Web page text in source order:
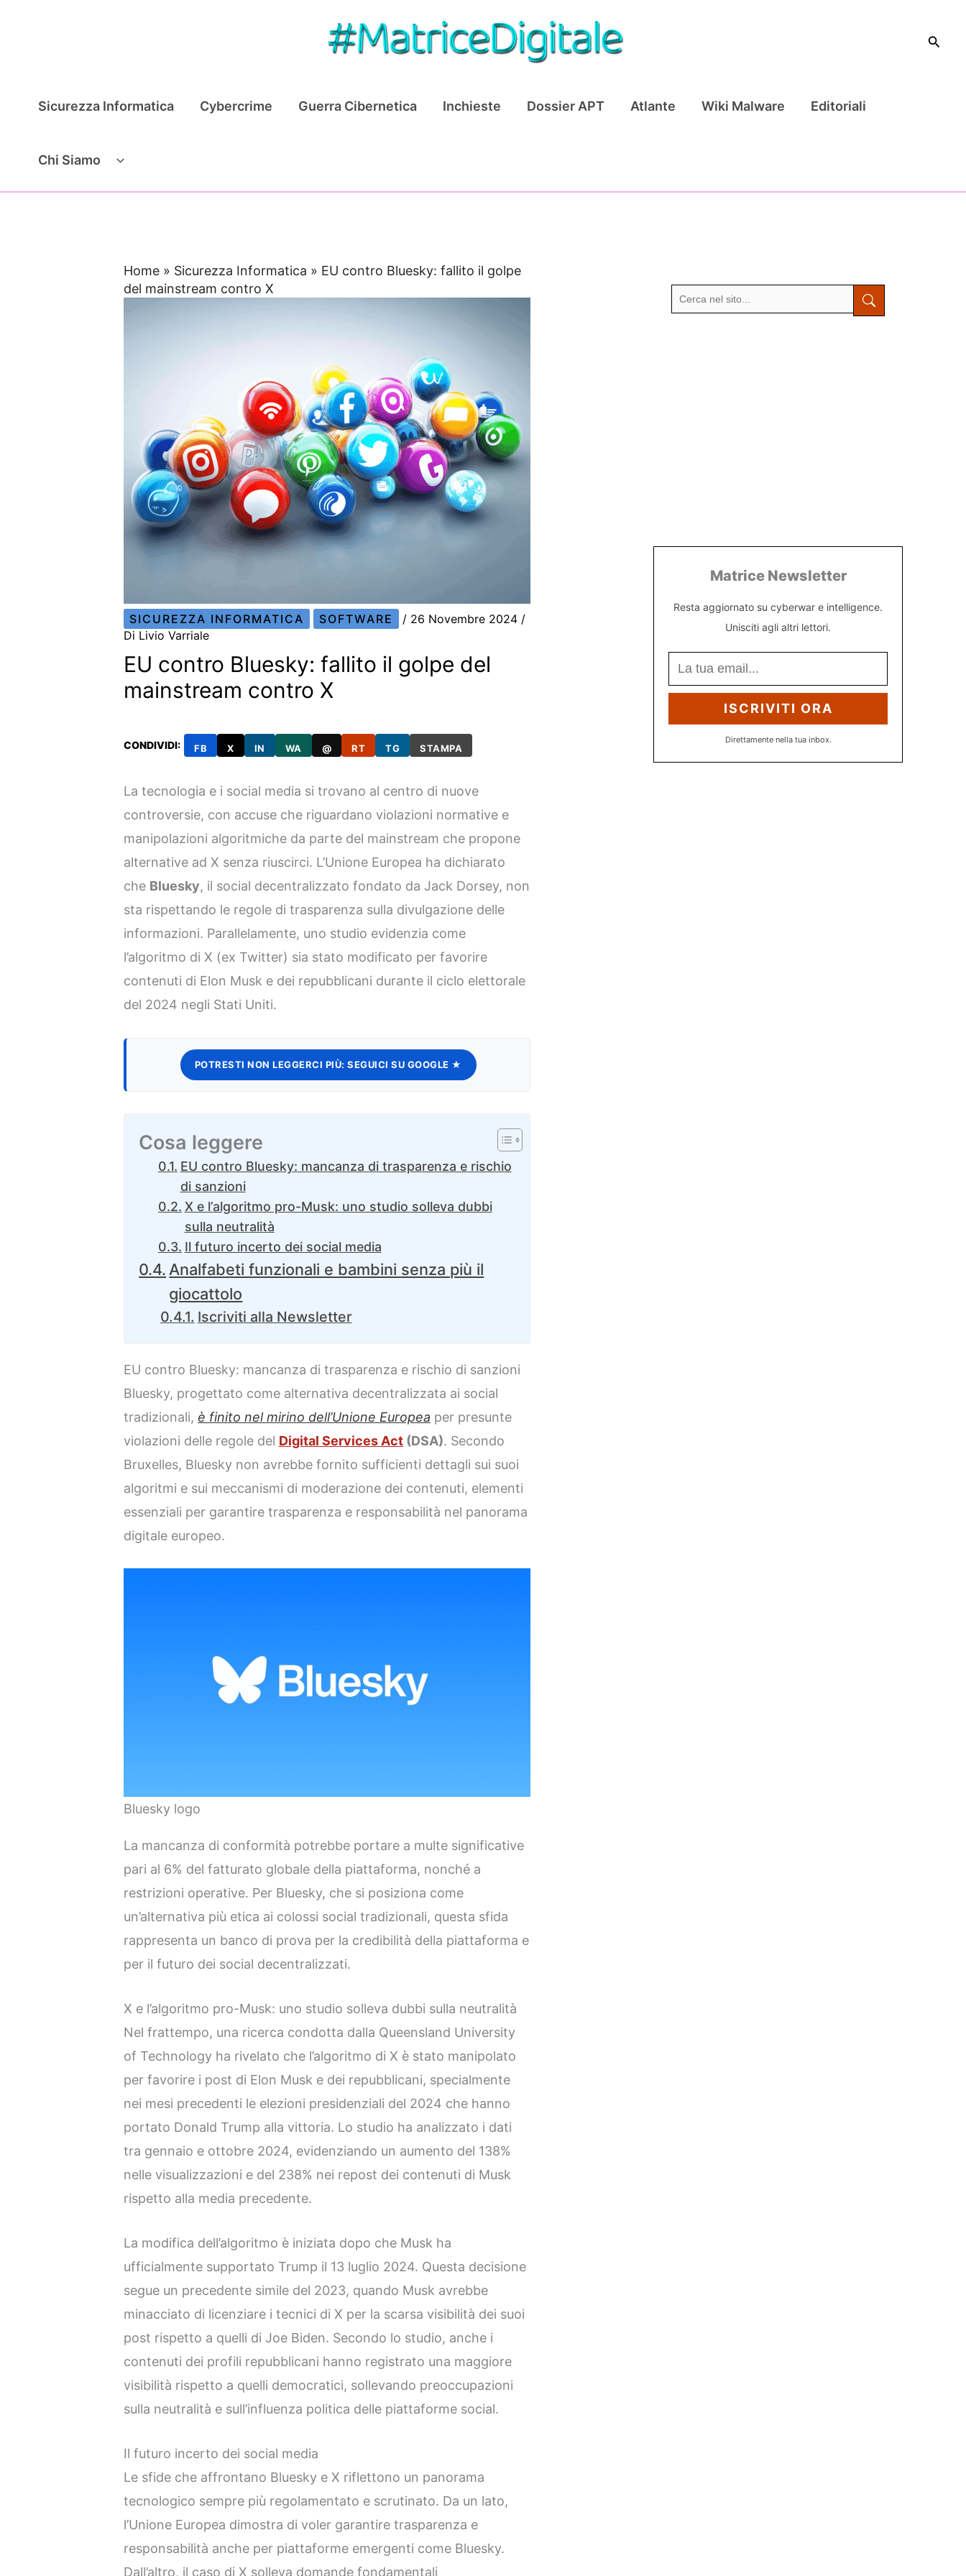
Cerca
Sicurezza Informatica Cybercrime Guerra Cibernetica Inchieste Dossier APT Atlante Wiki Malware Editoriali
Chi Siamo
Home » Sicurezza Informatica » EU contro Bluesky: fallito il golpe
del mainstream contro X
SICUREZZA INFORMATICA SOFTWARE / 26 Novembre 2024 /
Di Livio Varriale
EU contro Bluesky: fallito il golpe del
mainstream contro X
CONDIVIDI: FB X IN WA @ RT TG STAMPA
La tecnologia e i social media si trovano al centro di nuove
controversie, con accuse che riguardano violazioni normative e
manipolazioni algoritmiche da parte del mainstream che propone
alternative ad X senza riuscirci. L’Unione Europea ha dichiarato
che Bluesky, il social decentralizzato fondato da Jack Dorsey, non
sta rispettando le regole di trasparenza sulla divulgazione delle
informazioni. Parallelamente, uno studio evidenzia come
l’algoritmo di X (ex Twitter) sia stato modificato per favorire
contenuti di Elon Musk e dei repubblicani durante il ciclo elettorale
del 2024 negli Stati Uniti.
POTRESTI NON LEGGERCI PIÙ: SEGUICI SU GOOGLE ★
Cosa leggere
EU contro Bluesky: mancanza di trasparenza e rischio
di sanzioni
X e l’algoritmo pro-Musk: uno studio solleva dubbi
sulla neutralità
Il futuro incerto dei social media
Analfabeti funzionali e bambini senza più il
giocattolo
Iscriviti alla Newsletter
EU contro Bluesky: mancanza di trasparenza e rischio di sanzioni
Bluesky, progettato come alternativa decentralizzata ai social
tradizionali, è finito nel mirino dell’Unione Europea per presunte
violazioni delle regole del Digital Services Act (DSA). Secondo
Bruxelles, Bluesky non avrebbe fornito sufficienti dettagli sui suoi
algoritmi e sui meccanismi di moderazione dei contenuti, elementi
essenziali per garantire trasparenza e responsabilità nel panorama
digitale europeo.
Bluesky logo
La mancanza di conformità potrebbe portare a multe significative
pari al 6% del fatturato globale della piattaforma, nonché a
restrizioni operative. Per Bluesky, che si posiziona come
un’alternativa più etica ai colossi social tradizionali, questa sfida
rappresenta un banco di prova per la credibilità della piattaforma e
per il futuro dei social decentralizzati.
X e l’algoritmo pro-Musk: uno studio solleva dubbi sulla neutralità
Nel frattempo, una ricerca condotta dalla Queensland University
of Technology ha rivelato che l’algoritmo di X è stato manipolato
per favorire i post di Elon Musk e dei repubblicani, specialmente
nei mesi precedenti le elezioni presidenziali del 2024 che hanno
portato Donald Trump alla vittoria. Lo studio ha analizzato i dati
tra gennaio e ottobre 2024, evidenziando un aumento del 138%
nelle visualizzazioni e del 238% nei repost dei contenuti di Musk
rispetto alla media precedente.
La modifica dell’algoritmo è iniziata dopo che Musk ha
ufficialmente supportato Trump il 13 luglio 2024. Questa decisione
segue un precedente simile del 2023, quando Musk avrebbe
minacciato di licenziare i tecnici di X per la scarsa visibilità dei suoi
post rispetto a quelli di Joe Biden. Secondo lo studio, anche i
contenuti dei profili repubblicani hanno registrato una maggiore
visibilità rispetto a quelli democratici, sollevando preoccupazioni
sulla neutralità e sull’influenza politica delle piattaforme social.
Il futuro incerto dei social media
Le sfide che affrontano Bluesky e X riflettono un panorama
tecnologico sempre più regolamentato e scrutinato. Da un lato,
l’Unione Europea dimostra di voler garantire trasparenza e
responsabilità anche per piattaforme emergenti come Bluesky.
Dall’altro, il caso di X solleva domande fondamentali
Matrice Newsletter
Resta aggiornato su cyberwar e intelligence.
Unisciti agli altri lettori.
ISCRIVITI ORA
Direttamente nella tua inbox.